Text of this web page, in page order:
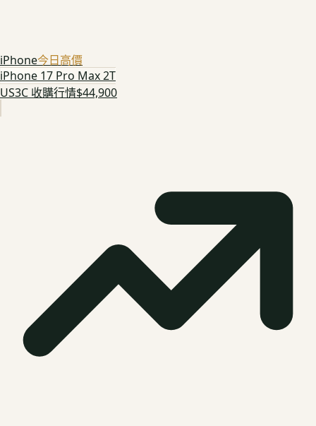
iPhone今日高價
iPhone 17 Pro Max 2T
US3C 收購行情$44,900